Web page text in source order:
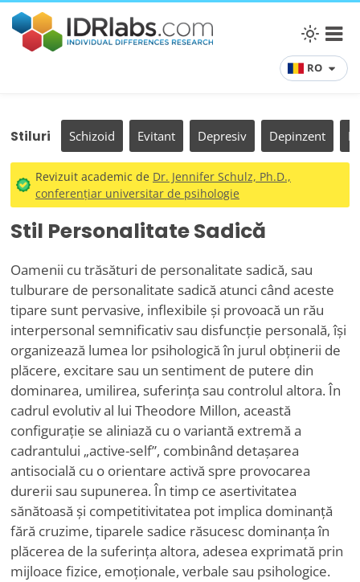
RO
Stiluri Schizoid Evitant Depresiv Depinzent
Revizuit academic de Dr. Jennifer Schulz, Ph.D.,
conferențiar universitar de psihologie
Stil Personalitate Sadică
Oamenii cu trăsături de personalitate sadică, sau
tulburare de personalitate sadică atunci când aceste
tipare sunt pervasive, inflexibile și provoacă un rău
interpersonal semnificativ sau disfuncție personală, își
organizează lumea lor psihologică în jurul obținerii de
plăcere, excitare sau un sentiment de putere din
dominarea, umilirea, suferința sau controlul altora. În
cadrul evolutiv al lui Theodore Millon, această
configurație se aliniază cu o variantă extremă a
cadrantului „active-self”, combinând detașarea
antisocială cu o orientare activă spre provocarea
durerii sau supunerea. În timp ce asertivitatea
sănătoasă și competitivitatea pot implica dominanță
fără cruzime, tiparele sadice răsucesc dominanța în
plăcerea de la suferința altora, adesea exprimată prin
mijloace fizice, emoționale, verbale sau psihologice.